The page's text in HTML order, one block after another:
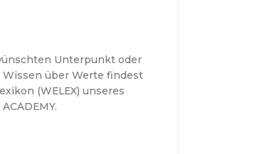
Unterpunkt oder
Wissen über Werte findest
(WELEX) unseres